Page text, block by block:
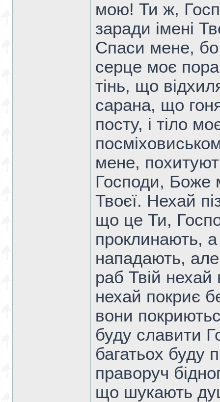
мою! Ти ж,
заради імені
Спаси мене, бо
серце моє
тінь, що
сарана, що
посту, і тіло
мене,
Господи, Боже
Твоєї. Нехай
що це Ти,
проклинають,
нападають,
раб Твій нехай
нехай покриє
вони
буду славити
багатьох буду
праворуч
що шукають